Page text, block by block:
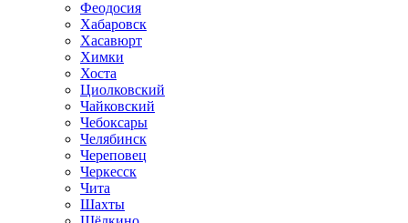
Феодосия
Хабаровск
Хасавюрт
Химки
Хоста
Циолковский
Чайковский
Чебоксары
Челябинск
Череповец
Черкесск
Чита
Шахты